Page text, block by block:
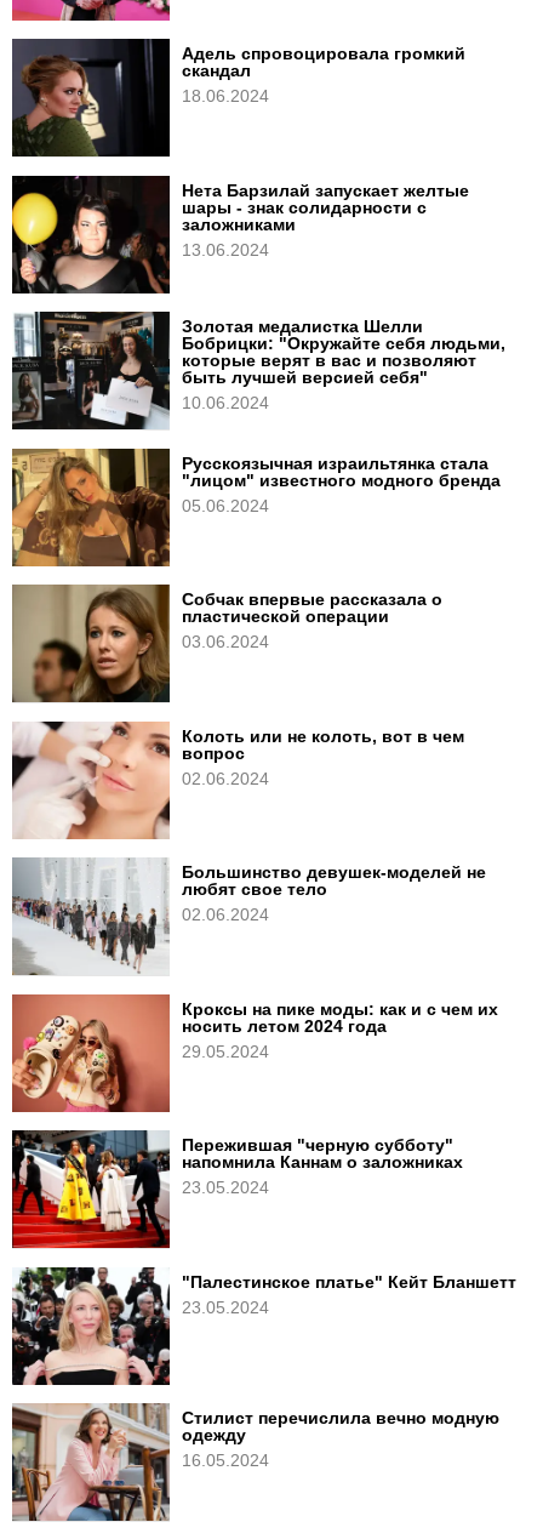
Адель спровоцировала громкий
скандал
18.06.2024
Нета Барзилай запускает желтые
шары - знак солидарности с
заложниками
13.06.2024
Золотая медалистка Шелли
Бобрицки: "Окружайте себя людьми,
которые верят в вас и позволяют
быть лучшей версией себя"
10.06.2024
Русскоязычная израильтянка стала
"лицом" известного модного бренда
05.06.2024
Собчак впервые рассказала о
пластической операции
03.06.2024
Колоть или не колоть, вот в чем
вопрос
02.06.2024
Большинство девушек-моделей не
любят свое тело
02.06.2024
Кроксы на пике моды: как и с чем их
носить летом 2024 года
29.05.2024
Пережившая "черную субботу"
напомнила Каннам о заложниках
23.05.2024
"Палестинское платье" Кейт Бланшетт
23.05.2024
Стилист перечислила вечно модную
одежду
16.05.2024